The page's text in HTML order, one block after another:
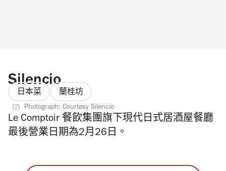
Silencio
日本菜 蘭桂坊
Photograph: Courtesy Silencio
Le Comptoir 餐飲集團旗下現代日式居酒屋餐廳
最後營業日期為2月26日。